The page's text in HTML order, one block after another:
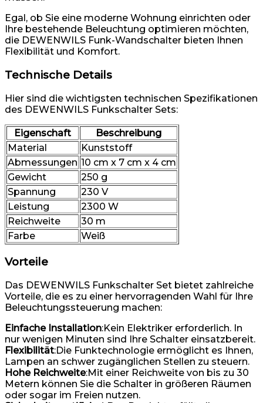
Egal, ob Sie eine moderne Wohnung einrichten oder
Ihre bestehende Beleuchtung optimieren möchten,
die DEWENWILS Funk-Wandschalter bieten Ihnen
Flexibilität und Komfort.
Technische Details
Hier sind die wichtigsten technischen Spezifikationen
des DEWENWILS Funkschalter Sets:
Eigenschaft
Beschreibung
Material
Kunststoff
Abmessungen 10 cm x 7 cm x 4 cm
Gewicht
250 g
Spannung
230 V
Leistung
2300 W
Reichweite
30 m
Farbe
Weiß
Vorteile
Das DEWENWILS Funkschalter Set bietet zahlreiche
Vorteile, die es zu einer hervorragenden Wahl für Ihre
Beleuchtungssteuerung machen:
Einfache Installation:Kein Elektriker erforderlich. In
nur wenigen Minuten sind Ihre Schalter einsatzbereit.
Flexibilität:Die Funktechnologie ermöglicht es Ihnen,
Lampen an schwer zugänglichen Stellen zu steuern.
Hohe Reichweite:Mit einer Reichweite von bis zu 30
Metern können Sie die Schalter in größeren Räumen
oder sogar im Freien nutzen.